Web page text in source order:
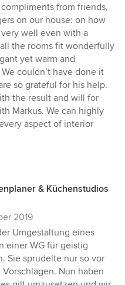
from friends,
on our house: on how
well even with a
the rooms fit wonderfully
yet warm and
couldn’t have done it
so grateful for his help.
the result and will for
Markus. We can highly
aspect of interior
& Küchenstudios
2019
Umgestaltung eines
einer WG für geistig
Sie sprudelte nur so vor
Nun haben